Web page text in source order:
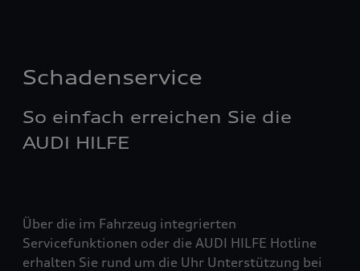
Schadenservice
So einfach erreichen Sie die
AUDI HILFE
Über die im Fahrzeug integrierten
Servicefunktionen oder die AUDI HILFE Hotline
erhalten Sie rund um die Uhr Unterstützung bei